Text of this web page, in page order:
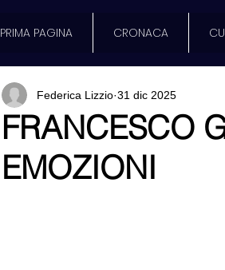
PRIMA PAGINA CRONACA
FRANCESCO
EMOZIONI
Federica Lizzio 31 dic 2025